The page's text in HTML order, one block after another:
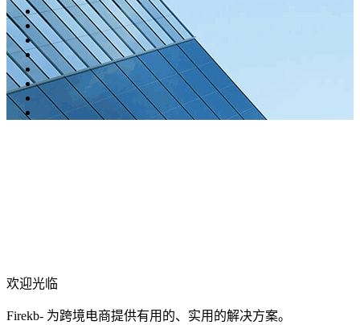
欢迎光临
Firekb- 为跨境电商提供有用的、实用的解决方案。